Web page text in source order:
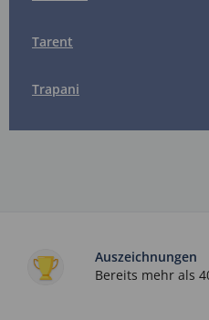
Tarent
Trapani
Auszeichnungen
Bereits mehr als